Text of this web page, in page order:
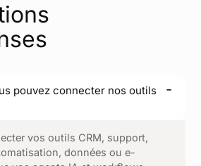
pouvez connecter nos outils
vos outils CRM, support,
données ou e-